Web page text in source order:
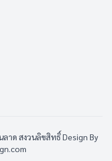
าด สงวนลิขสิทธิ์Design By